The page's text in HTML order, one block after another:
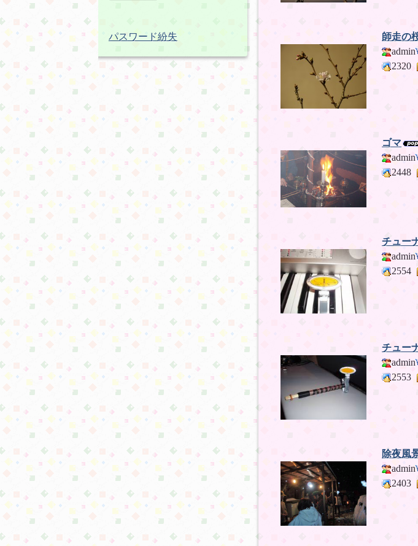
師走の
admin
2320
ゴマ
admin
2448
チュー
admin
2554
チュー
admin
2553
除夜風
admin
2403
パスワード紛失